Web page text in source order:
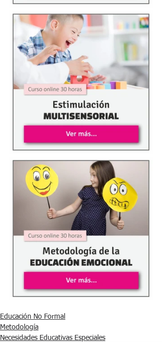
Educación No Formal
Metodología
Necesidades Educativas Especiales